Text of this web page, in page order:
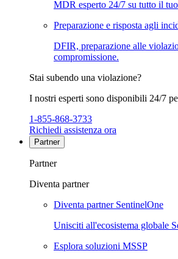
MDR esperto 24/7 su tutto il
Preparazione e risposta agli
DFIR, preparazione alle
compromissione.
Stai subendo una violazione?
I nostri esperti sono disponibili 24/7
1-855-868-3733
Richiedi assistenza ora
Partner
Partner
Diventa partner
Diventa partner SentinelOne
Unisciti all'ecosistema globale
Esplora soluzioni MSSP